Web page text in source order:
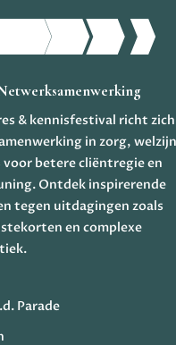
& kennisfestival richt
in zorg,
betere cliëntregie en
Ontdek inspirerende
tegen uitdagingen zoals
en complexe
Parade